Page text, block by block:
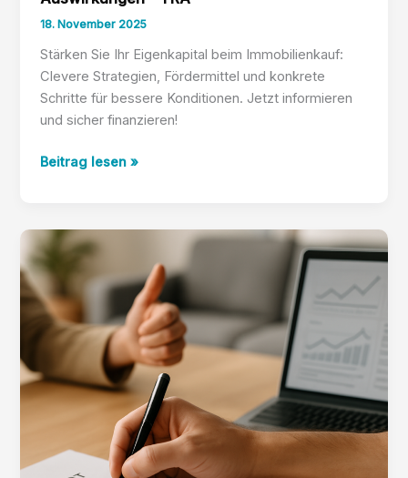
18. November 2025
Stärken Sie Ihr Eigenkapital beim Immobilienkauf:
Clevere Strategien, Fördermittel und konkrete
Schritte für bessere Konditionen. Jetzt informieren
und sicher finanzieren!
Eigenkapitalaufbau:
Auswirkungen
–
YRA
Beitrag lesen »